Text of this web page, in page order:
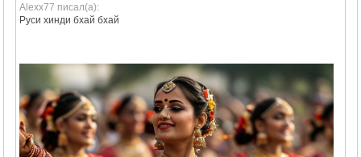
Alexx77 писал(а):
Руси хинди бхай бхай